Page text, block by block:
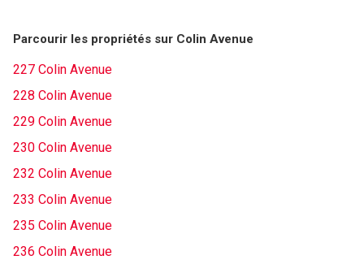
Parcourir les propriétés sur Colin Avenue
227 Colin Avenue
228 Colin Avenue
229 Colin Avenue
230 Colin Avenue
232 Colin Avenue
233 Colin Avenue
235 Colin Avenue
236 Colin Avenue